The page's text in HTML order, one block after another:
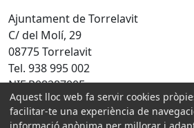
Ajuntament de Torrelavit
C/ del Molí, 29
08775 Torrelavit
Tel. 938 995 002
NIF P0828700E
Amb la col·laboració de:
Aquest lloc web fa servir cookies
facilitar-te una experiència de